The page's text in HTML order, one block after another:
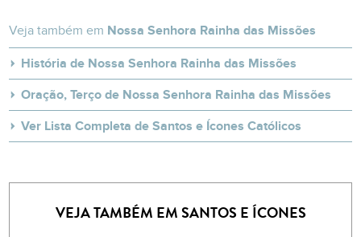
Veja também em Nossa Senhora Rainha das Missões
História de Nossa Senhora Rainha das Missões
Oração, Terço de Nossa Senhora Rainha das Missões
Ver Lista Completa de Santos e Ícones Católicos
VEJA TAMBÉM EM SANTOS E ÍCONES